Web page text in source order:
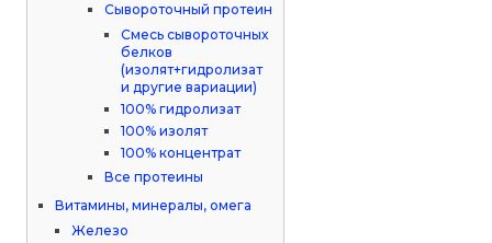
Сывороточный протеин
Смесь сывороточных
белков
(изолят+гидролизат
и другие вариации)
100% гидролизат
100% изолят
100% концентрат
Все протеины
Витамины, минералы, омега
Железо